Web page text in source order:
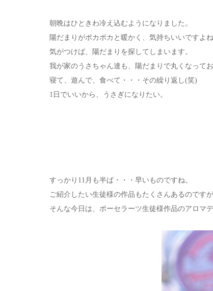
朝晩はひときわ冷え込むようになりました。
陽だまりがポカポカと暖かく、気持ちいいですよね
気がつけば、陽だまりを探してしまいます。
我が家のうさちゃん達も、陽だまりで丸くなって
寝て、遊んで、食べて・・・その繰り返し(笑)
1日でいいから、うさぎになりたい。
すっかり11月も半ば・・・早いものですね。
ご紹介したい生徒様の作品もたくさんあるのです
そんな今日は、ポーセラーツ生徒様作品のアロマ